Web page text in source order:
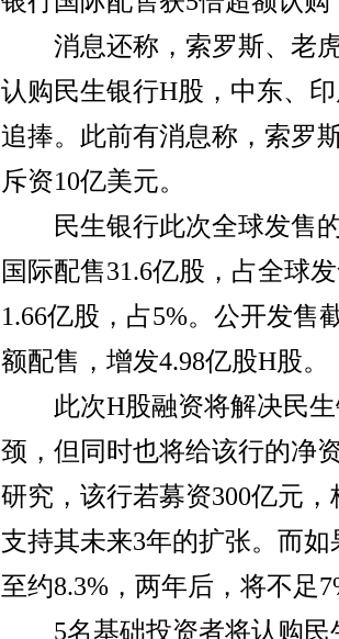
消息还称，索罗斯、老虎
认购民生银行H股，中东、
追捧。此前有消息称，索罗
斥资10亿美元。
民生银行此次全球发售的
国际配售31.6亿股，占全球
1.66亿股，占5%。公开发售
额配售，增发4.98亿股H股。
此次H股融资将解决民生
颈，但同时也将给该行的净
研究，该行若募资300亿元
支持其未来3年的扩张。而
至约8.3%，两年后，将不足
5名基础投资者将认购民